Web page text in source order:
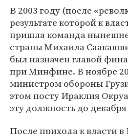
В 2003 году (после
результате которой к
пришла команда
страны Михаила
был назначен главой
при Минфине. В ноябре
министром обороны
этом посту Ираклия
эту должность до декабря
После прихода к власти